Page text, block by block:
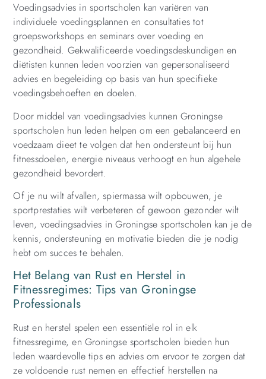
Voedingsadvies in sportscholen kan variëren van
individuele voedingsplannen en consultaties tot
groepsworkshops en seminars over voeding en
gezondheid. Gekwalificeerde voedingsdeskundigen en
diëtisten kunnen leden voorzien van gepersonaliseerd
advies en begeleiding op basis van hun specifieke
voedingsbehoeften en doelen.
Door middel van voedingsadvies kunnen Groningse
sportscholen hun leden helpen om een gebalanceerd en
voedzaam dieet te volgen dat hen ondersteunt bij hun
fitnessdoelen, energie niveaus verhoogt en hun algehele
gezondheid bevordert.
Of je nu wilt afvallen, spiermassa wilt opbouwen, je
sportprestaties wilt verbeteren of gewoon gezonder wilt
leven, voedingsadvies in Groningse sportscholen kan je de
kennis, ondersteuning en motivatie bieden die je nodig
hebt om succes te behalen.
Het Belang van Rust en Herstel in
Fitnessregimes: Tips van Groningse
Professionals
Rust en herstel spelen een essentiële rol in elk
fitnessregime, en Groningse sportscholen bieden hun
leden waardevolle tips en advies om ervoor te zorgen dat
ze voldoende rust nemen en effectief herstellen na